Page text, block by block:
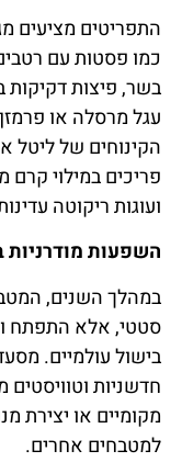
התפריטים מציעים
כמו פסטות עם
בשר, פיצות דקיקות
עגל מרסלה או
הקינוחים של ליטל
פריכים במילוי
ועוגות ריקוטה
השפעות
במהלך השנים,
סטטי, אלא התפתח
בישול עולמיים.
חדשניות וטוויסטים
מקומיים או יצירת
למטבחים אחרים.